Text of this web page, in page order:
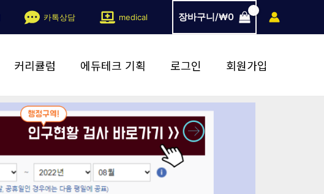
카톡상담 medical 장바구니/₩0
커리큘럼 에듀테크 기획 로그인 회원가입